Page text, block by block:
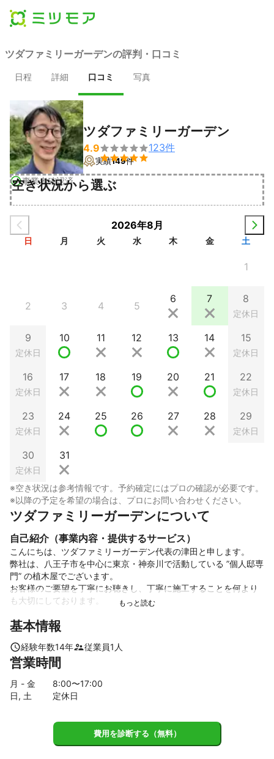
ツダファミリーガーデンの評判・口コミ
日程 詳細 口コミ 写真
事業者確認済
ツダファミリーガーデン
4.9

123件
実績149件
空き状況から選ぶ
2026年8月
日 月 火 水 木 金 土
1
2 3 4 5
6 7 8
定休日
9
定休日
10 11 12 13 14 15
定休日
16
定休日
17 18 19 20 21 22
定休日
23
定休日
24 25 26 27 28 29
定休日
30
定休日
31
※空き状況は参考情報です。予約確定にはプロの確認が必要です。
※以降の予定を希望の場合は、プロにお問い合わせください。
ツダファミリーガーデンについて
自己紹介（事業内容・提供するサービス）
こんにちは、ツダファミリーガーデン代表の津田と申します。
弊社は、八王子市を中心に東京・神奈川で活動している ”個人邸専
門” の植木屋でございます。
お客様のご要望を丁寧にお聴きし、丁寧に施工することを何より
も大切にしております。
庭木の剪定はもちろん、雑草対策や人工芝など幅広く対応してお
せ♪
これまでの実績
ました。
特に「庭木の剪定」と「人工芝張り」の施工数が多く、沢山のお
主な施工内容は下記のとおりです。
・庭木の剪定
基本情報
経験年数14年 従業員1 人
営業時間
月 - 金 8:00〜17:00
日, 土
定休日
費用を診断する（無料）